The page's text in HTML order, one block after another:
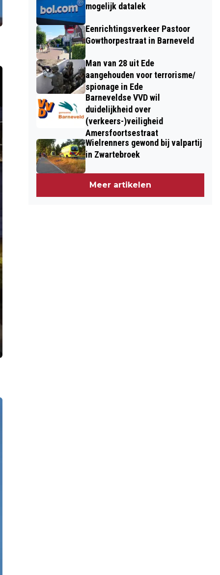
mogelijk datalek
Eenrichtingsverkeer Pastoor
Gowthorpestraat in Barneveld
Man van 28 uit Ede
aangehouden voor terrorisme/
spionage in Ede
Barneveldse VVD wil
duidelijkheid over
(verkeers-)veiligheid
Amersfoortsestraat
Wielrenners gewond bij valpartij
in Zwartebroek
Meer artikelen